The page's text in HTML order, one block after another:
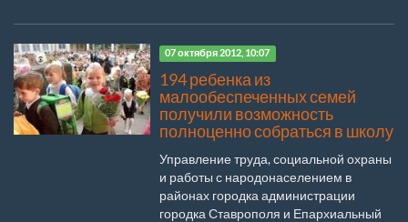
07 октября 2012, 10:07
194 ребенка из
малообеспеченных семей
получили возможность
полноценно собраться в школу
Управление труда, социальной охраны
и работы с народонаселением в
районах городка администрации
городка Ставрополя и Епархиальный